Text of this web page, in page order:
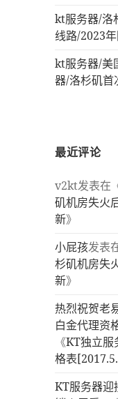
kt服务器/洛
线路/2023
kt服务器/美
器/洛杉矶首
最近评论
v2kt发表在
矶机房失火
新》
小屁孩发表
杉矶机房失
新》
热烈祝贺老
白金代理资
《KT独立服
格表
KT服务器迎